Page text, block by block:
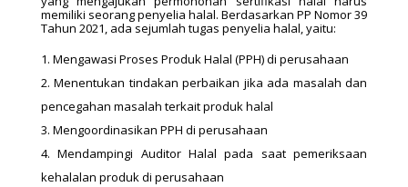
memiliki seorang penyelia halal. Berdasarkan PP Nomor 39
Tahun 2021, ada sejumlah tugas penyelia halal, yaitu:
Mengawasi Proses Produk Halal (PPH) di perusahaan
Menentukan tindakan perbaikan jika ada masalah dan
pencegahan masalah terkait produk halal
Mengoordinasikan PPH di perusahaan
Mendampingi Auditor Halal pada saat pemeriksaan
kehalalan produk di perusahaan